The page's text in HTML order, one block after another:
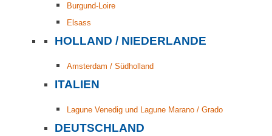
Burgund-Loire
Elsass
HOLLAND / NIEDERLANDE
Amsterdam / Südholland
ITALIEN
Lagune Venedig und Lagune Marano / Grado
DEUTSCHLAND